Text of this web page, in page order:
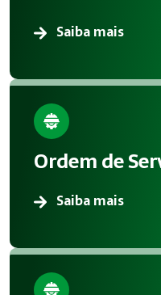
Saiba mais
Ordem de
Saiba mais